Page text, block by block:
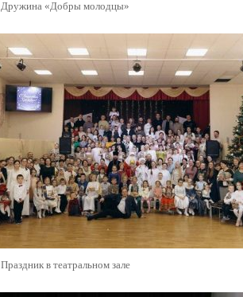
Дружина «Добры молодцы»
Праздник в театральном зале